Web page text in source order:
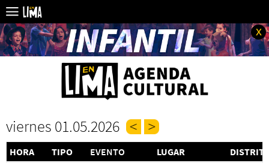
x
viernes 01.05.2026
HORA TIPO EVENTO LUGAR